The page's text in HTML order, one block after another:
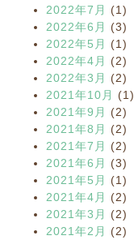
2022年7月
(1)
2022年6月
(3)
2022年5月
(1)
2022年4月
(2)
2022年3月
(2)
2021年10月
(1)
2021年9月
(2)
2021年8月
(2)
2021年7月
(2)
2021年6月
(3)
2021年5月
(1)
2021年4月
(2)
2021年3月
(2)
2021年2月
(2)